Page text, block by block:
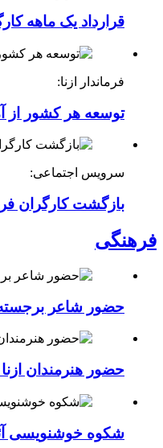
قرارداد یک ماهه
فرماندار ازنا:
توسعه هر کشور
سرویس اجتماعی:
بازگشت کارگران
فرهنگی
حضور شاعر برجسته
حضور هنرمندان
شکوه خوشنویسی